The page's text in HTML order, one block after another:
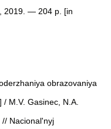
2019. — 204 p. [in
obrazovaniya
M.V. Gasinec, N.A.
Nacional'nyj